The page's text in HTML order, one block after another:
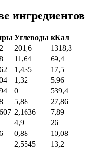
ингредиентов
Углеводы кКал
201,6
1318,8
11,64
69,4
1,435
17,5
1,32
5,96
0
539,4
5,88
27,86
2,1636
7,89
4,9
26
0,88
10,08
2,5545
13,2